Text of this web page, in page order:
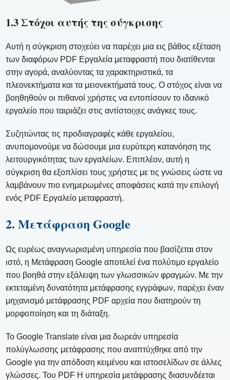
1.3 Στόχοι αυτής της σύγκρισης
Αυτή η σύγκριση στοχεύει να παρέχει μια εις βάθος εξέταση
των διαφόρων PDF Εργαλεία μεταφραστή που διατίθενται
στην αγορά, αναλύοντας τα χαρακτηριστικά, τα
πλεονεκτήματα και τα μειονεκτήματά τους. Ο στόχος είναι να
βοηθηθούν οι πιθανοί χρήστες να εντοπίσουν το ιδανικό
εργαλείο που ταιριάζει στις αντίστοιχες ανάγκες τους.
Συζητώντας τις προδιαγραφές κάθε εργαλείου,
ανυπομονούμε να δώσουμε μια ευρύτερη κατανόηση της
λειτουργικότητας των εργαλείων. Επιπλέον, αυτή η
σύγκριση θα εξοπλίσει τους χρήστες με τις γνώσεις ώστε να
λαμβάνουν πιο ενημερωμένες αποφάσεις κατά την επιλογή
ενός PDF Εργαλείο μεταφραστή.
2. Μετάφραση Google
Ως ευρέως αναγνωρισμένη υπηρεσία που βασίζεται στον
ιστό, η Μετάφραση Google αποτελεί ένα πολύτιμο εργαλείο
που βοηθά στην εξάλειψη των γλωσσικών φραγμών. Με την
εκτεταμένη δυνατότητα μετάφρασης εγγράφων, παρέχει έναν
μηχανισμό μετάφρασης PDF αρχεία που διατηρούν τη
μορφοποίηση και τη διάταξη.
Το Google Translate είναι μια δωρεάν υπηρεσία
πολύγλωσσης μετάφρασης που αναπτύχθηκε από την
Google για την απόδοση κειμένου και ιστοσελίδων σε άλλες
γλώσσες. Του PDF Η υπηρεσία μετάφρασης διασυνδέεται